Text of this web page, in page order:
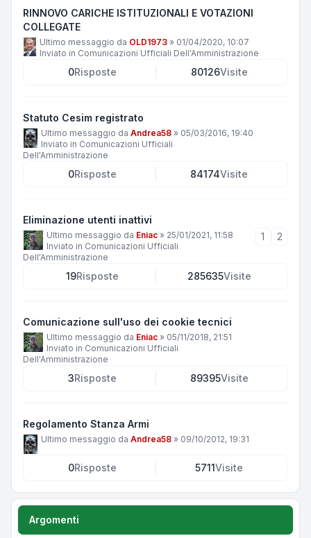
RINNOVO CARICHE ISTITUZIONALI E VOTAZIONI
COLLEGATE
Ultimo messaggio da OLD1973 » 01/04/2020, 10:07
Inviato in Comunicazioni Ufficiali Dell'Amministrazione
0Risposte 80126Visite
Statuto Cesim registrato
Ultimo messaggio da Andrea58 » 05/03/2016, 19:40
Inviato in Comunicazioni Ufficiali
Dell'Amministrazione
0Risposte 84174Visite
Eliminazione utenti inattivi
Ultimo messaggio da Eniac » 25/01/2021, 11:58
Inviato in Comunicazioni Ufficiali
Dell'Amministrazione
1 2
19Risposte 285635Visite
Comunicazione sull'uso dei cookie tecnici
Ultimo messaggio da Eniac » 05/11/2018, 21:51
Inviato in Comunicazioni Ufficiali
Dell'Amministrazione
3Risposte 89395Visite
Regolamento Stanza Armi
Ultimo messaggio da Andrea58 » 09/10/2012, 19:31
0Risposte 5711Visite
Argomenti